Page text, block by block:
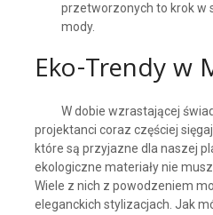
przetworzonych to krok w
mody.
Eko-Trendy w
W dobie wzrastającej
projektanci coraz częściej
które są przyjazne dla naszej
ekologiczne materiały nie
Wiele z nich z powodzeniem
eleganckich stylizacjach. Jak